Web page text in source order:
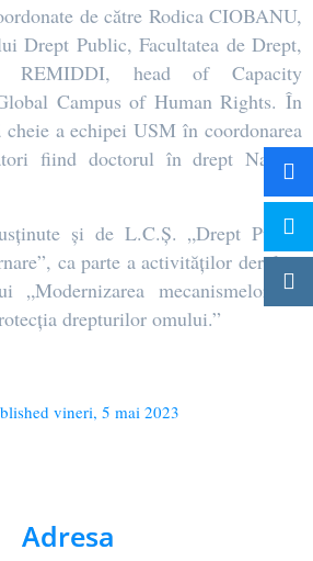
de către Rodica CIOBANU,
Drept Public, Facultatea de Drept,
head of Capacity
Campus of Human Rights. În
cheie a echipei USM în coordonarea
fiind doctorul în drept Natalia
și de L.C.Ș. „Drept Public
ca parte a activităților derulate
„Modernizarea mecanismelor de
drepturilor omului.”
vineri, 5 mai 2023
Adresa